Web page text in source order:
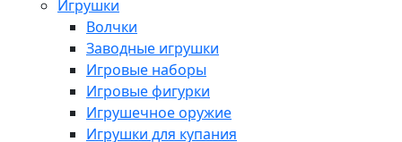
Игрушки
Волчки
Заводные игрушки
Игровые наборы
Игровые фигурки
Игрушечное оружие
Игрушки для купания